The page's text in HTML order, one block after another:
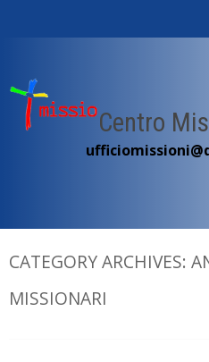
Centro
CATEGORY ARCHIVES:
MISSIONARI